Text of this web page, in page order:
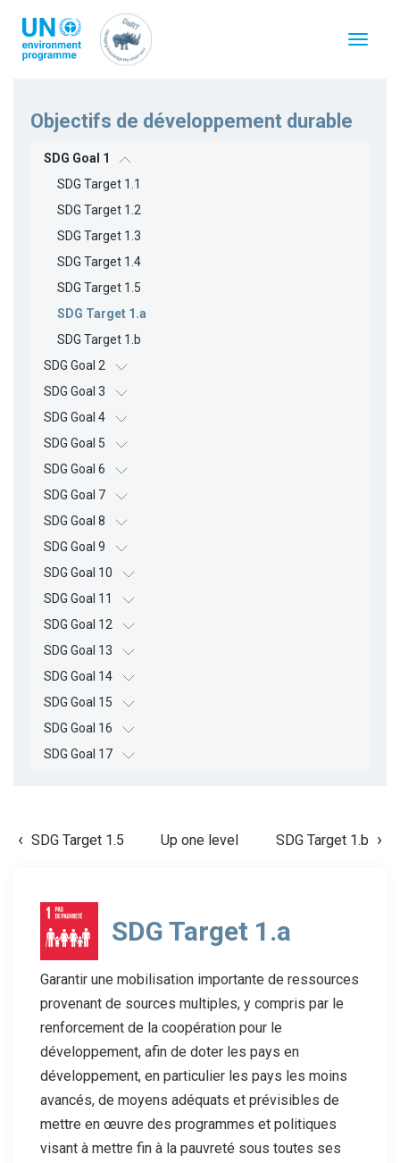
contenu
principal
Toggle
Objectifs de développement durable
SDG Goal 1
SDG Target 1.1
SDG Target 1.2
SDG Target 1.3
SDG Target 1.4
SDG Target 1.5
SDG Target 1.a
SDG Target 1.b
SDG Goal 2
SDG Goal 3
SDG Goal 4
SDG Goal 5
SDG Goal 6
SDG Goal 7
SDG Goal 8
SDG Goal 9
SDG Goal 10
SDG Goal 11
SDG Goal 12
SDG Goal 13
SDG Goal 14
SDG Goal 15
SDG Goal 16
SDG Goal 17
SDG Target 1.5 Up one level SDG Target 1.b
SDG Target 1.a
Garantir une mobilisation importante de ressources
provenant de sources multiples, y compris par le
renforcement de la coopération pour le
développement, afin de doter les pays en
développement, en particulier les pays les moins
avancés, de moyens adéquats et prévisibles de
mettre en œuvre des programmes et politiques
visant à mettre fin à la pauvreté sous toutes ses